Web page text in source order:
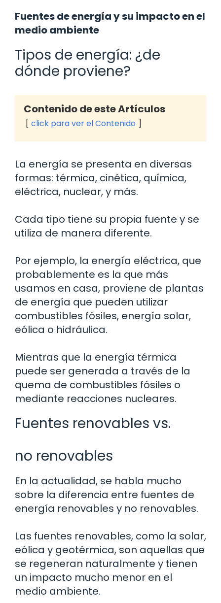
Fuentes de energía y su impacto en el
medio ambiente
Tipos de energía: ¿de
dónde proviene?
Contenido de este Artículos
click para ver el Contenido
La energía se presenta en diversas
formas: térmica, cinética, química,
eléctrica, nuclear, y más.
Cada tipo tiene su propia fuente y se
utiliza de manera diferente.
Por ejemplo, la energía eléctrica, que
probablemente es la que más
usamos en casa, proviene de plantas
de energía que pueden utilizar
combustibles fósiles, energía solar,
eólica o hidráulica.
Mientras que la energía térmica
puede ser generada a través de la
quema de combustibles fósiles o
mediante reacciones nucleares.
Fuentes renovables vs.
no renovables
En la actualidad, se habla mucho
sobre la diferencia entre fuentes de
energía renovables y no renovables.
Las fuentes renovables, como la solar,
eólica y geotérmica, son aquellas que
se regeneran naturalmente y tienen
un impacto mucho menor en el
medio ambiente.